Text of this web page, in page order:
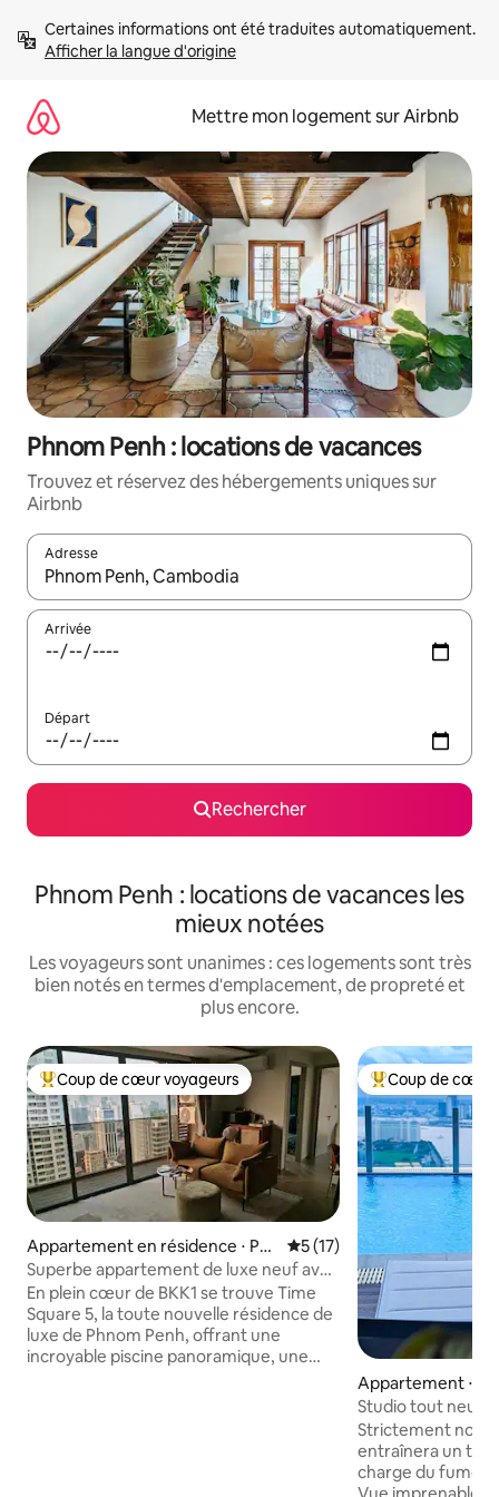
directement
Afficher la langue d'origine
Mettre mon logement sur Airbnb
Phnom Penh : locations de vacances
Trouvez et réservez des hébergements uniques sur
Airbnb
Adresse
Lorsque les résultats s'affichent, utilisez les flèches vers le
Arrivée
Départ
Rechercher
Phnom Penh : locations de vacances les
mieux notées
Les voyageurs sont unanimes : ces logements sont très
bien notés en termes d'emplacement, de propreté et
plus encore.
Coups de cœur voyageurs les plus appréciés
Coup de cœur voyageurs
Appartement en résidence ⋅ Ph
nom Penh
Évaluation moyenne sur la
5 (17)
Superbe appartement de luxe neuf avec
2 chambres à BKK1
En plein cœur de BKK1 se trouve Time
Square 5, la toute nouvelle résidence de
luxe de Phnom Penh, offrant une
incroyable piscine panoramique, une
Coups de cœur
Coup de cœur
Appartement ⋅
Studio tout neuf
fumeur
Strictement non-
entraînera un
charge du fumeur * Réception 24h/